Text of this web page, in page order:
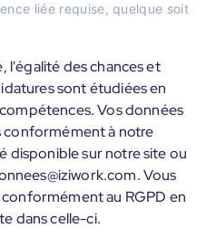
liée requise, quelque soit
l'égalité des chances et
sont étudiées en
Vos données
conformément à notre
disponible sur notre site ou
Vous
au RGPD en
dans celle-ci.